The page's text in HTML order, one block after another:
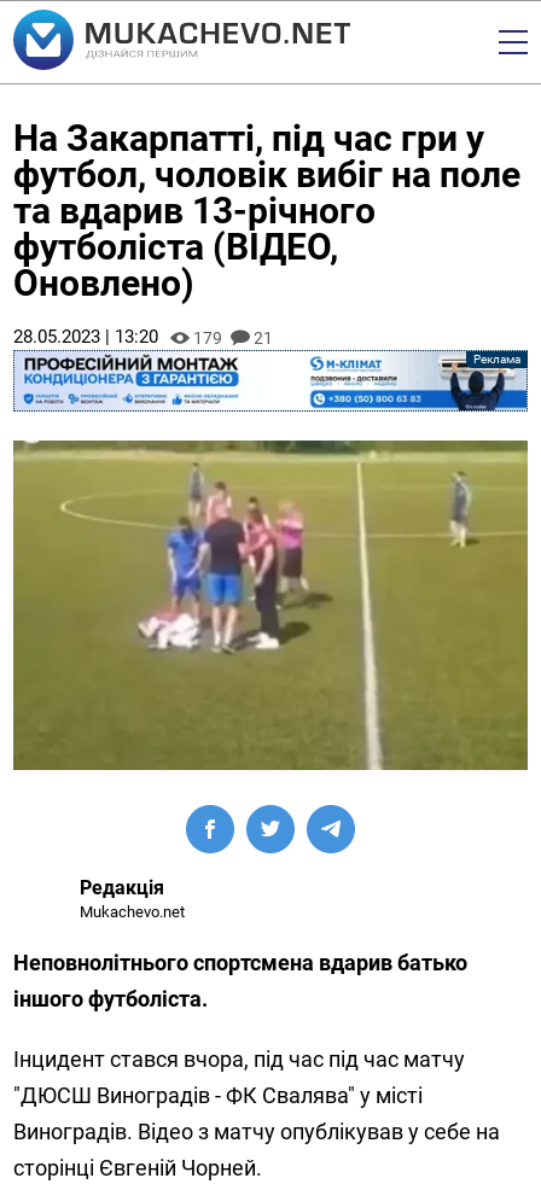
На Закарпатті, під час гри у
футбол, чоловік вибіг на поле
та вдарив 13-річного
футболіста (ВІДЕО,
Оновлено)
28.05.2023 | 13:20 179 21
Редакція
Mukachevo.net
Неповнолітнього спортсмена вдарив батько
іншого футболіста.
Інцидент стався вчора, під час під час матчу
"ДЮСШ Виноградів - ФК Свалява" у місті
Виноградів. Відео з матчу опублікував у себе на
сторінці Євгеній Чорней.